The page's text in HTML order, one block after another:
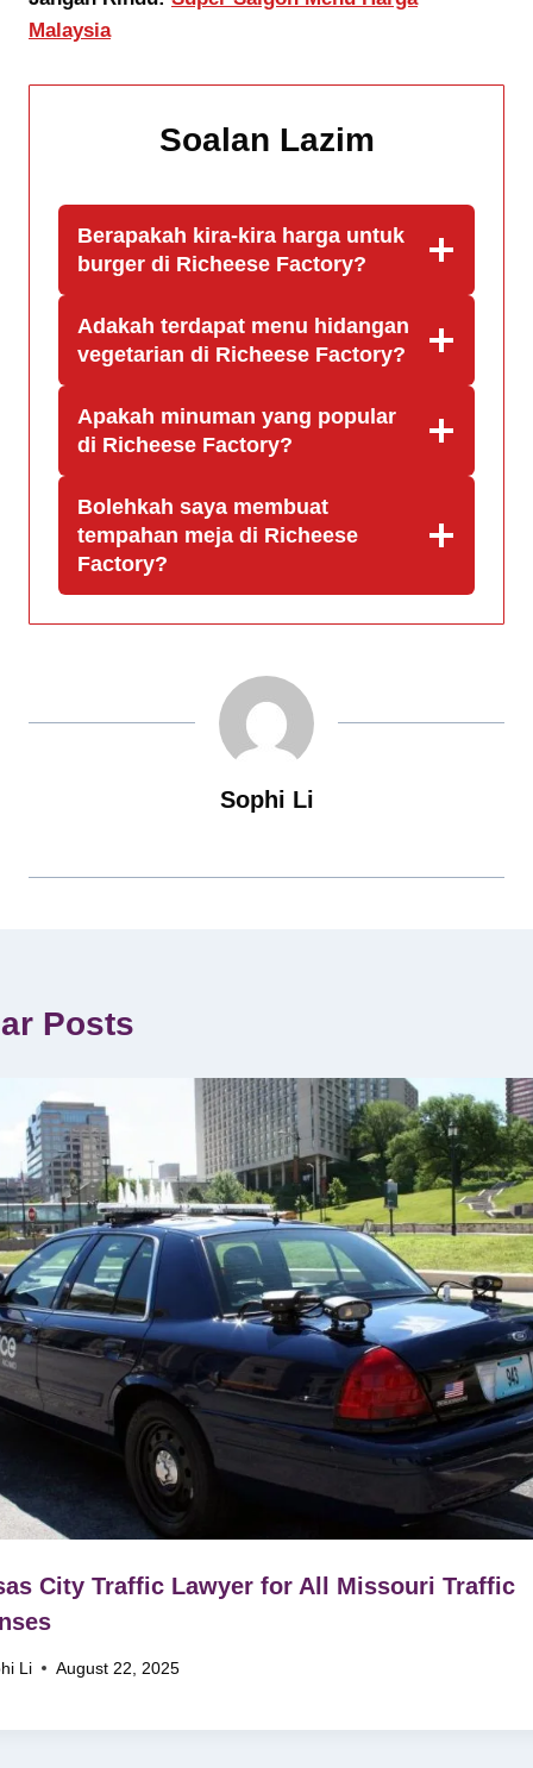
Malaysia
Soalan Lazim
Berapakah kira-kira harga untuk
burger di Richeese Factory?
Adakah terdapat menu hidangan
vegetarian di Richeese Factory?
Apakah minuman yang popular
di Richeese Factory?
Bolehkah saya membuat
tempahan meja di Richeese
Factory?
Sophi Li
Posts
City Traffic Lawyer for All Missouri Traffic
Li August 22, 2025